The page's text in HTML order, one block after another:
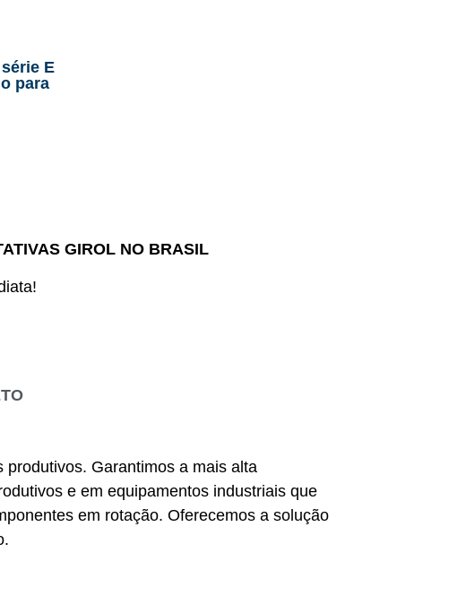
E
para
GIROL NO BRASIL
Garantimos a mais alta
e em equipamentos industriais que
em rotação. Oferecemos a solução